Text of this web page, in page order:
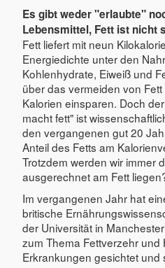
Es gibt weder "erlaubte"
Lebensmittel, Fett ist nicht
Fett liefert mit neun
Energiedichte unter den
Kohlenhydrate, Eiweiß und
über das vermeiden von
Kalorien einsparen. Doch
macht fett" ist
den vergangenen gut 20
Anteil des Fetts am
Trotzdem werden wir immer
ausgerechnet am Fett
Im vergangenen Jahr hat
britische
der Universität in
zum Thema Fettverzehr und
Erkrankungen gesichtet und